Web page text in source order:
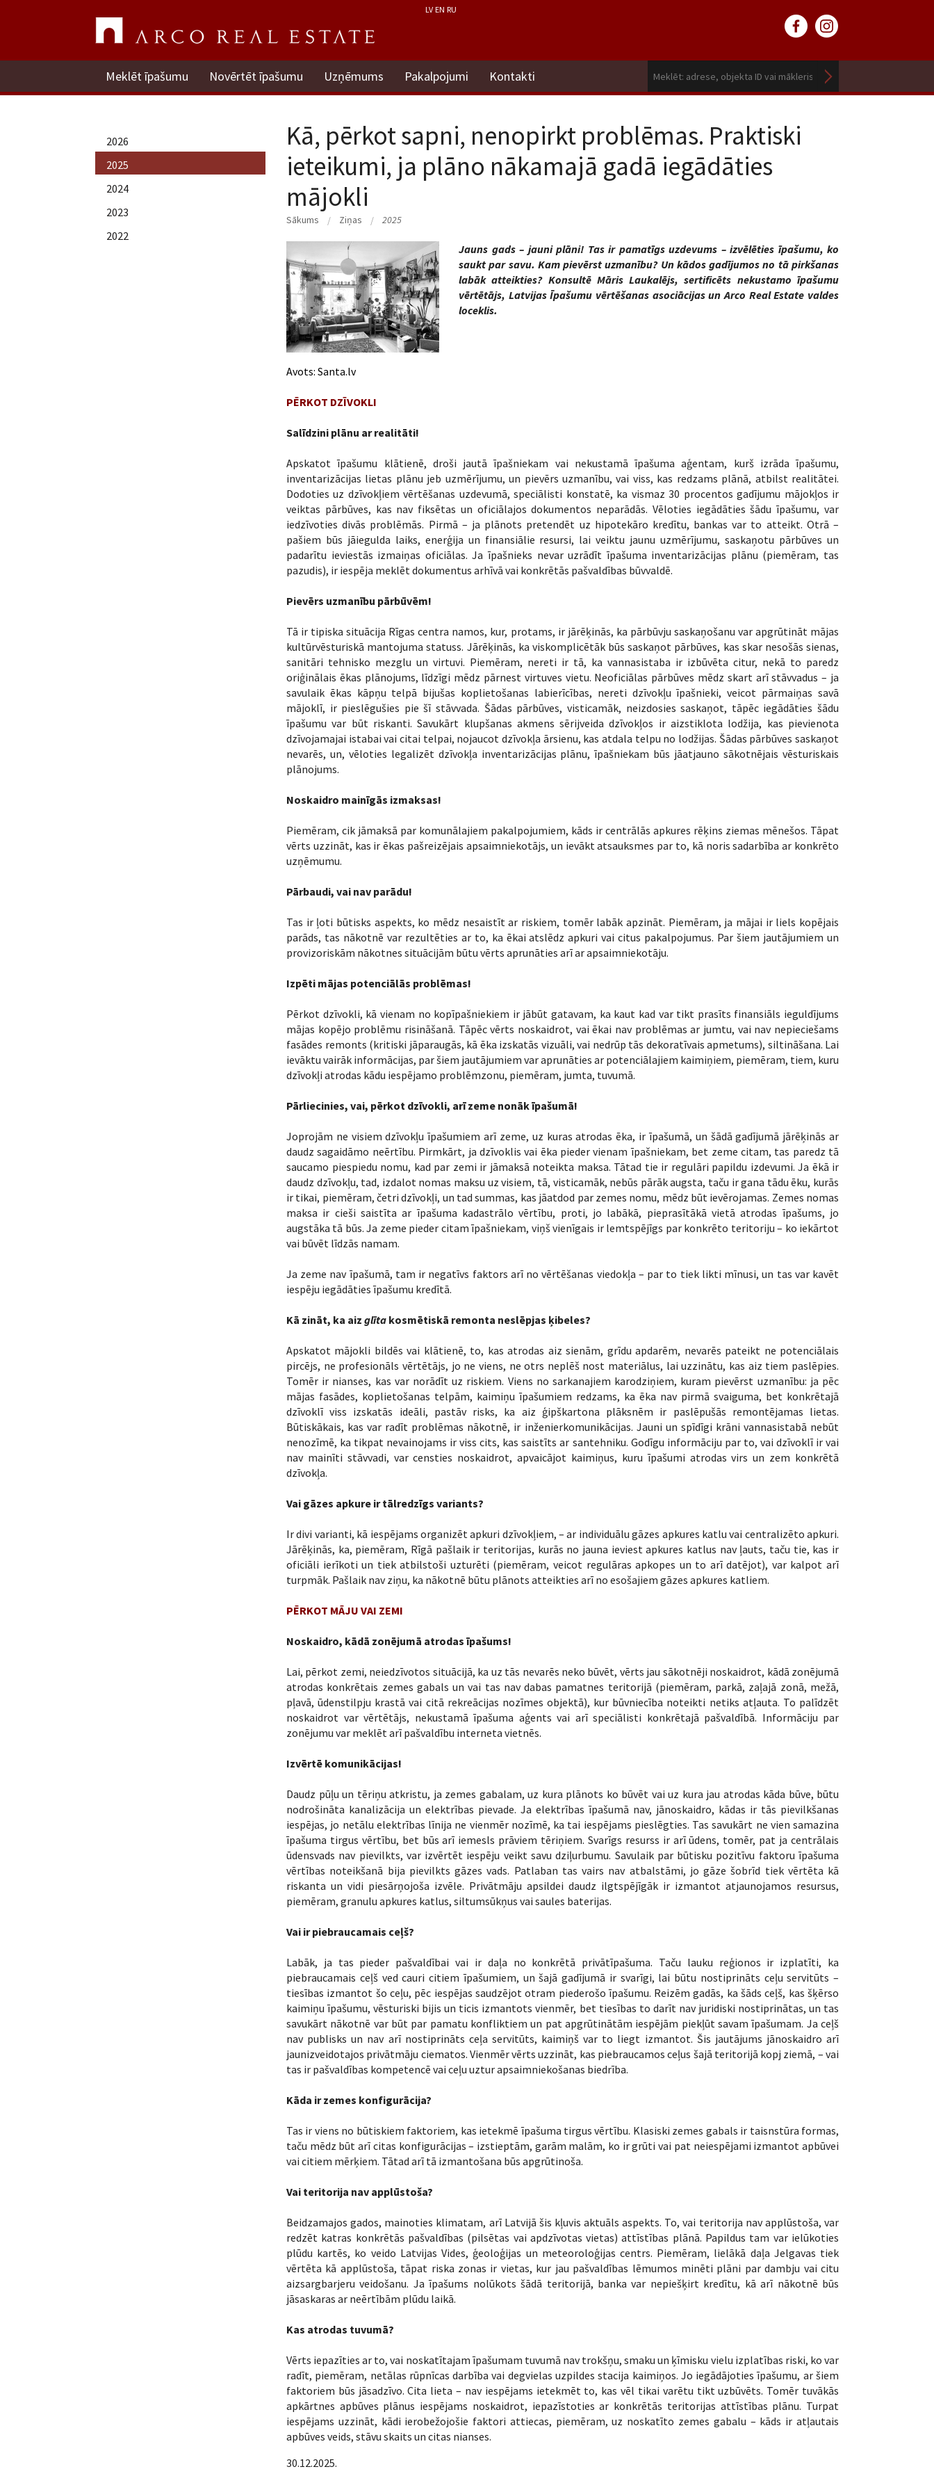
LV EN RU
Meklēt īpašumu Novērtēt īpašumu Uzņēmums Pakalpojumi Kontakti
2026
2025
2024
2023
2022
Kā, pērkot sapni, nenopirkt problēmas. Praktiski
ieteikumi, ja plāno nākamajā gadā iegādāties
mājokli
Sākums Ziņas 2025
Jauns gads – jauni plāni! Tas ir pamatīgs uzdevums – izvēlēties īpašumu, ko
saukt par savu. Kam pievērst uzmanību? Un kādos gadījumos no tā pirkšanas
labāk atteikties? Konsultē Māris Laukalējs, sertificēts nekustamo īpašumu
vērtētājs, Latvijas Īpašumu vērtēšanas asociācijas un Arco Real Estate valdes
loceklis.
Avots: Santa.lv
PĒRKOT DZĪVOKLI
Salīdzini plānu ar realitāti!
Apskatot īpašumu klātienē, droši jautā īpašniekam vai nekustamā īpašuma aģentam, kurš izrāda īpašumu,
inventarizācijas lietas plānu jeb uzmērījumu, un pievērs uzmanību, vai viss, kas redzams plānā, atbilst realitātei.
Dodoties uz dzīvokļiem vērtēšanas uzdevumā, speciālisti konstatē, ka vismaz 30 procentos gadījumu mājokļos ir
veiktas pārbūves, kas nav fiksētas un oficiālajos dokumentos neparādās. Vēloties iegādāties šādu īpašumu, var
iedzīvoties divās problēmās. Pirmā – ja plānots pretendēt uz hipotekāro kredītu, bankas var to atteikt. Otrā –
pašiem būs jāiegulda laiks, enerģija un finansiālie resursi, lai veiktu jaunu uzmērījumu, saskaņotu pārbūves un
padarītu ieviestās izmaiņas oficiālas. Ja īpašnieks nevar uzrādīt īpašuma inventarizācijas plānu (piemēram, tas
pazudis), ir iespēja meklēt dokumentus arhīvā vai konkrētās pašvaldības būvvaldē.
Pievērs uzmanību pārbūvēm!
Tā ir tipiska situācija Rīgas centra namos, kur, protams, ir jārēķinās, ka pārbūvju saskaņošanu var apgrūtināt mājas
kultūrvēsturiskā mantojuma statuss. Jārēķinās, ka viskomplicētāk būs saskaņot pārbūves, kas skar nesošās sienas,
sanitāri tehnisko mezglu un virtuvi. Piemēram, nereti ir tā, ka vannasistaba ir izbūvēta citur, nekā to paredz
oriģinālais ēkas plānojums, līdzīgi mēdz pārnest virtuves vietu. Neoficiālas pārbūves mēdz skart arī stāvvadus – ja
savulaik ēkas kāpņu telpā bijušas koplietošanas labierīcības, nereti dzīvokļu īpašnieki, veicot pārmaiņas savā
mājoklī, ir pieslēgušies pie šī stāvvada. Šādas pārbūves, visticamāk, neizdosies saskaņot, tāpēc iegādāties šādu
īpašumu var būt riskanti. Savukārt klupšanas akmens sērijveida dzīvokļos ir aizstiklota lodžija, kas pievienota
dzīvojamajai istabai vai citai telpai, nojaucot dzīvokļa ārsienu, kas atdala telpu no lodžijas. Šādas pārbūves saskaņot
nevarēs, un, vēloties legalizēt dzīvokļa inventarizācijas plānu, īpašniekam būs jāatjauno sākotnējais vēsturiskais
plānojums.
Noskaidro mainīgās izmaksas!
Piemēram, cik jāmaksā par komunālajiem pakalpojumiem, kāds ir centrālās apkures rēķins ziemas mēnešos. Tāpat
vērts uzzināt, kas ir ēkas pašreizējais apsaimniekotājs, un ievākt atsauksmes par to, kā noris sadarbība ar konkrēto
uzņēmumu.
Pārbaudi, vai nav parādu!
Tas ir ļoti būtisks aspekts, ko mēdz nesaistīt ar riskiem, tomēr labāk apzināt. Piemēram, ja mājai ir liels kopējais
parāds, tas nākotnē var rezultēties ar to, ka ēkai atslēdz apkuri vai citus pakalpojumus. Par šiem jautājumiem un
provizoriskām nākotnes situācijām būtu vērts aprunāties arī ar apsaimniekotāju.
Izpēti mājas potenciālās problēmas!
Pērkot dzīvokli, kā vienam no kopīpašniekiem ir jābūt gatavam, ka kaut kad var tikt prasīts finansiāls ieguldījums
mājas kopējo problēmu risināšanā. Tāpēc vērts noskaidrot, vai ēkai nav problēmas ar jumtu, vai nav nepieciešams
fasādes remonts (kritiski jāparaugās, kā ēka izskatās vizuāli, vai nedrūp tās dekoratīvais apmetums), siltināšana. Lai
ievāktu vairāk informācijas, par šiem jautājumiem var aprunāties ar potenciālajiem kaimiņiem, piemēram, tiem, kuru
dzīvokļi atrodas kādu iespējamo problēmzonu, piemēram, jumta, tuvumā.
Pārliecinies, vai, pērkot dzīvokli, arī zeme nonāk īpašumā!
Joprojām ne visiem dzīvokļu īpašumiem arī zeme, uz kuras atrodas ēka, ir īpašumā, un šādā gadījumā jārēķinās ar
daudz sagaidāmo neērtību. Pirmkārt, ja dzīvoklis vai ēka pieder vienam īpašniekam, bet zeme citam, tas paredz tā
saucamo piespiedu nomu, kad par zemi ir jāmaksā noteikta maksa. Tātad tie ir regulāri papildu izdevumi. Ja ēkā ir
daudz dzīvokļu, tad, izdalot nomas maksu uz visiem, tā, visticamāk, nebūs pārāk augsta, taču ir gana tādu ēku, kurās
ir tikai, piemēram, četri dzīvokļi, un tad summas, kas jāatdod par zemes nomu, mēdz būt ievērojamas. Zemes nomas
maksa ir cieši saistīta ar īpašuma kadastrālo vērtību, proti, jo labākā, pieprasītākā vietā atrodas īpašums, jo
augstāka tā būs. Ja zeme pieder citam īpašniekam, viņš vienīgais ir lemtspējīgs par konkrēto teritoriju – ko iekārtot
vai būvēt līdzās namam.
Ja zeme nav īpašumā, tam ir negatīvs faktors arī no vērtēšanas viedokļa – par to tiek likti mīnusi, un tas var kavēt
iespēju iegādāties īpašumu kredītā.
Kā zināt, ka aiz glīta kosmētiskā remonta neslēpjas ķibeles?
Apskatot mājokli bildēs vai klātienē, to, kas atrodas aiz sienām, grīdu apdarēm, nevarēs pateikt ne potenciālais
pircējs, ne profesionāls vērtētājs, jo ne viens, ne otrs neplēš nost materiālus, lai uzzinātu, kas aiz tiem paslēpies.
Tomēr ir nianses, kas var norādīt uz riskiem. Viens no sarkanajiem karodziņiem, kuram pievērst uzmanību: ja pēc
mājas fasādes, koplietošanas telpām, kaimiņu īpašumiem redzams, ka ēka nav pirmā svaiguma, bet konkrētajā
dzīvoklī viss izskatās ideāli, pastāv risks, ka aiz ģipškartona plāksnēm ir paslēpušās remontējamas lietas.
Būtiskākais, kas var radīt problēmas nākotnē, ir inženierkomunikācijas. Jauni un spīdīgi krāni vannasistabā nebūt
nenozīmē, ka tikpat nevainojams ir viss cits, kas saistīts ar santehniku. Godīgu informāciju par to, vai dzīvoklī ir vai
nav mainīti stāvvadi, var censties noskaidrot, apvaicājot kaimiņus, kuru īpašumi atrodas virs un zem konkrētā
dzīvokļa.
Vai gāzes apkure ir tālredzīgs variants?
Ir divi varianti, kā iespējams organizēt apkuri dzīvokļiem, – ar individuālu gāzes apkures katlu vai centralizēto apkuri.
Jārēķinās, ka, piemēram, Rīgā pašlaik ir teritorijas, kurās no jauna ieviest apkures katlus nav ļauts, taču tie, kas ir
oficiāli ierīkoti un tiek atbilstoši uzturēti (piemēram, veicot regulāras apkopes un to arī datējot), var kalpot arī
turpmāk. Pašlaik nav ziņu, ka nākotnē būtu plānots atteikties arī no esošajiem gāzes apkures katliem.
PĒRKOT MĀJU VAI ZEMI
Noskaidro, kādā zonējumā atrodas īpašums!
Lai, pērkot zemi, neiedzīvotos situācijā, ka uz tās nevarēs neko būvēt, vērts jau sākotnēji noskaidrot, kādā zonējumā
atrodas konkrētais zemes gabals un vai tas nav dabas pamatnes teritorijā (piemēram, parkā, zaļajā zonā, mežā,
pļavā, ūdenstilpju krastā vai citā rekreācijas nozīmes objektā), kur būvniecība noteikti netiks atļauta. To palīdzēt
noskaidrot var vērtētājs, nekustamā īpašuma aģents vai arī speciālisti konkrētajā pašvaldībā. Informāciju par
zonējumu var meklēt arī pašvaldību interneta vietnēs.
Izvērtē komunikācijas!
Daudz pūļu un tēriņu atkristu, ja zemes gabalam, uz kura plānots ko būvēt vai uz kura jau atrodas kāda būve, būtu
nodrošināta kanalizācija un elektrības pievade. Ja elektrības īpašumā nav, jānoskaidro, kādas ir tās pievilkšanas
iespējas, jo netālu elektrības līnija ne vienmēr nozīmē, ka tai iespējams pieslēgties. Tas savukārt ne vien samazina
īpašuma tirgus vērtību, bet būs arī iemesls prāviem tēriņiem. Svarīgs resurss ir arī ūdens, tomēr, pat ja centrālais
ūdensvads nav pievilkts, var izvērtēt iespēju veikt savu dziļurbumu. Savulaik par būtisku pozitīvu faktoru īpašuma
vērtības noteikšanā bija pievilkts gāzes vads. Patlaban tas vairs nav atbalstāmi, jo gāze šobrīd tiek vērtēta kā
riskanta un vidi piesārņojoša izvēle. Privātmāju apsildei daudz ilgtspējīgāk ir izmantot atjaunojamos resursus,
piemēram, granulu apkures katlus, siltumsūkņus vai saules baterijas.
Vai ir piebraucamais ceļš?
Labāk, ja tas pieder pašvaldībai vai ir daļa no konkrētā privātīpašuma. Taču lauku reģionos ir izplatīti, ka
piebraucamais ceļš ved cauri citiem īpašumiem, un šajā gadījumā ir svarīgi, lai būtu nostiprināts ceļu servitūts –
tiesības izmantot šo ceļu, pēc iespējas saudzējot otram piederošo īpašumu. Reizēm gadās, ka šāds ceļš, kas šķērso
kaimiņu īpašumu, vēsturiski bijis un ticis izmantots vienmēr, bet tiesības to darīt nav juridiski nostiprinātas, un tas
savukārt nākotnē var būt par pamatu konfliktiem un pat apgrūtinātām iespējām piekļūt savam īpašumam. Ja ceļš
nav publisks un nav arī nostiprināts ceļa servitūts, kaimiņš var to liegt izmantot. Šis jautājums jānoskaidro arī
jaunizveidotajos privātmāju ciematos. Vienmēr vērts uzzināt, kas piebraucamos ceļus šajā teritorijā kopj ziemā, – vai
tas ir pašvaldības kompetencē vai ceļu uztur apsaimniekošanas biedrība.
Kāda ir zemes konfigurācija?
Tas ir viens no būtiskiem faktoriem, kas ietekmē īpašuma tirgus vērtību. Klasiski zemes gabals ir taisnstūra formas,
taču mēdz būt arī citas konfigurācijas – izstieptām, garām malām, ko ir grūti vai pat neiespējami izmantot apbūvei
vai citiem mērķiem. Tātad arī tā izmantošana būs apgrūtinoša.
Vai teritorija nav applūstoša?
Beidzamajos gados, mainoties klimatam, arī Latvijā šis kļuvis aktuāls aspekts. To, vai teritorija nav applūstoša, var
redzēt katras konkrētās pašvaldības (pilsētas vai apdzīvotas vietas) attīstības plānā. Papildus tam var ielūkoties
plūdu kartēs, ko veido Latvijas Vides, ģeoloģijas un meteoroloģijas centrs. Piemēram, lielākā daļa Jelgavas tiek
vērtēta kā applūstoša, tāpat riska zonas ir vietas, kur jau pašvaldības lēmumos minēti plāni par dambju vai citu
aizsargbarjeru veidošanu. Ja īpašums nolūkots šādā teritorijā, banka var nepiešķirt kredītu, kā arī nākotnē būs
jāsaskaras ar neērtībām plūdu laikā.
Kas atrodas tuvumā?
Vērts iepazīties ar to, vai noskatītajam īpašumam tuvumā nav trokšņu, smaku un ķīmisku vielu izplatības riski, ko var
radīt, piemēram, netālas rūpnīcas darbība vai degvielas uzpildes stacija kaimiņos. Jo iegādājoties īpašumu, ar šiem
faktoriem būs jāsadzīvo. Cita lieta – nav iespējams ietekmēt to, kas vēl tikai varētu tikt uzbūvēts. Tomēr tuvākās
apkārtnes apbūves plānus iespējams noskaidrot, iepazīstoties ar konkrētās teritorijas attīstības plānu. Turpat
iespējams uzzināt, kādi ierobežojošie faktori attiecas, piemēram, uz noskatīto zemes gabalu – kāds ir atļautais
apbūves veids, stāvu skaits un citas nianses.
30.12.2025.